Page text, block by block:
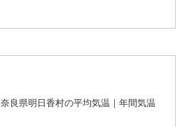
奈良県明日香村の平均気温｜年間気温